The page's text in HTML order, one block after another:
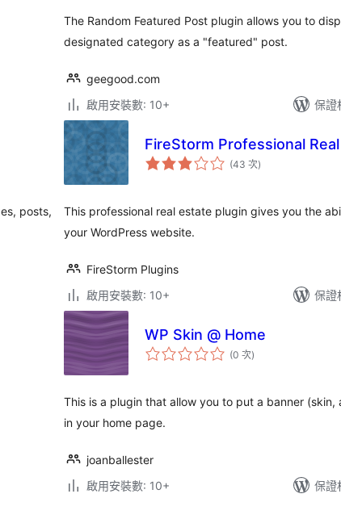
The Random Featured Post plugin allows you to
designated category as a "featured" post.
geegood.com
啟用安裝數: 10+
保證
posts,
FireStorm Professional
(43 次評
分)
This professional real estate plugin gives you the
your WordPress website.
FireStorm Plugins
啟用安裝數: 10+
保證
WP Skin @ Home
(0 次評
分)
This is a plugin that allow you to put a banner
in your home page.
joanballester
啟用安裝數: 10+
保證